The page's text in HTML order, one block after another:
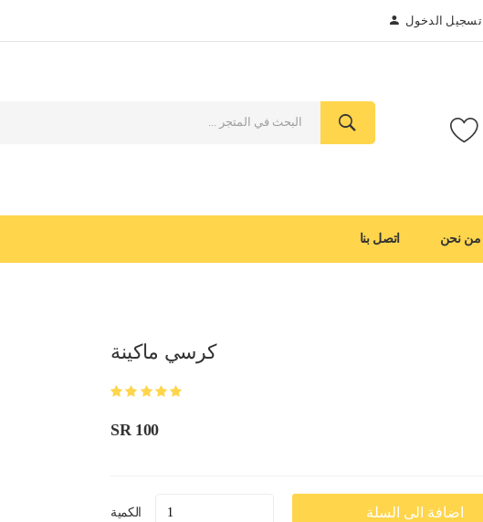
تسجيل الدخول
من نحن اتصل بنا
كرسي ماكينة
SR 100
الكمية اضافة الى السلة